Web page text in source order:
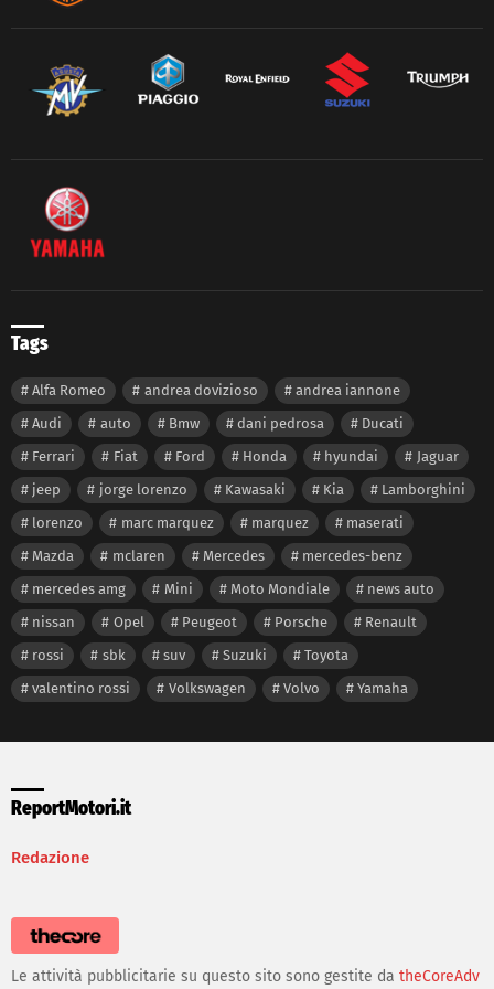
Tags
Alfa Romeo andrea dovizioso
andrea iannone
Audi
auto Bmw dani pedrosa
Ducati
Ferrari
Fiat Ford Honda hyundai
Jaguar
jeep
jorge lorenzo Kawasaki Kia
Lamborghini
lorenzo
marc marquez marquez
maserati
Mazda
mclaren Mercedes
mercedes-benz
mercedes amg
Mini Moto Mondiale
news auto
nissan
Opel Peugeot Porsche
Renault
rossi
sbk suv Suzuki
Toyota
valentino rossi
Volkswagen Volvo Yamaha
ReportMotori.it
Redazione
Le attività pubblicitarie su questo sito sono gestite da theCoreAdv